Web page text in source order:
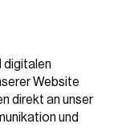
digitalen
Website
direkt an unser
und